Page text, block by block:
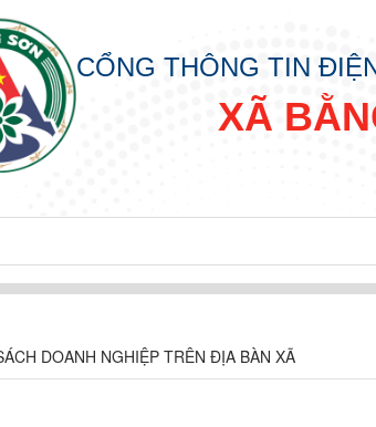
CỔNG THÔNG TIN
XÃ
DOANH NGHIỆP TRÊN ĐỊA BÀN XÃ